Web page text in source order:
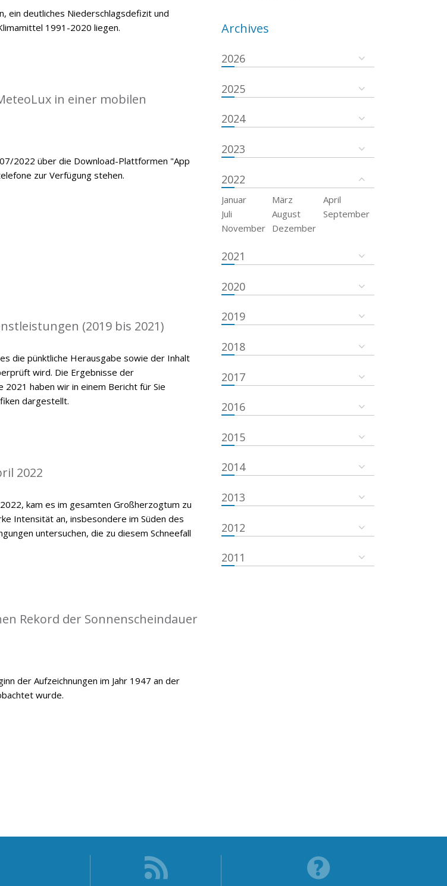
ein deutliches Niederschlagsdefizit und
1991-2020 liegen.
in einer mobilen
2022 über die Download-Plattformen "App
zur Verfügung stehen.
(2019 bis 2021)
die pünktliche Herausgabe sowie der Inhalt
wird. Die Ergebnisse der
2021 haben wir in einem Bericht für Sie
dargestellt.
2022
kam es im gesamten Großherzogtum zu
Intensität an, insbesondere im Süden des
untersuchen, die zu diesem Schneefall
Rekord der Sonnenscheindauer
der Aufzeichnungen im Jahr 1947 an der
wurde.
Archives
2026
2025
2024
2023
2022
Januar März
April
Juli
August
September
November
Dezember
2021
2020
2019
2018
2017
2016
2015
2014
2013
2012
2011